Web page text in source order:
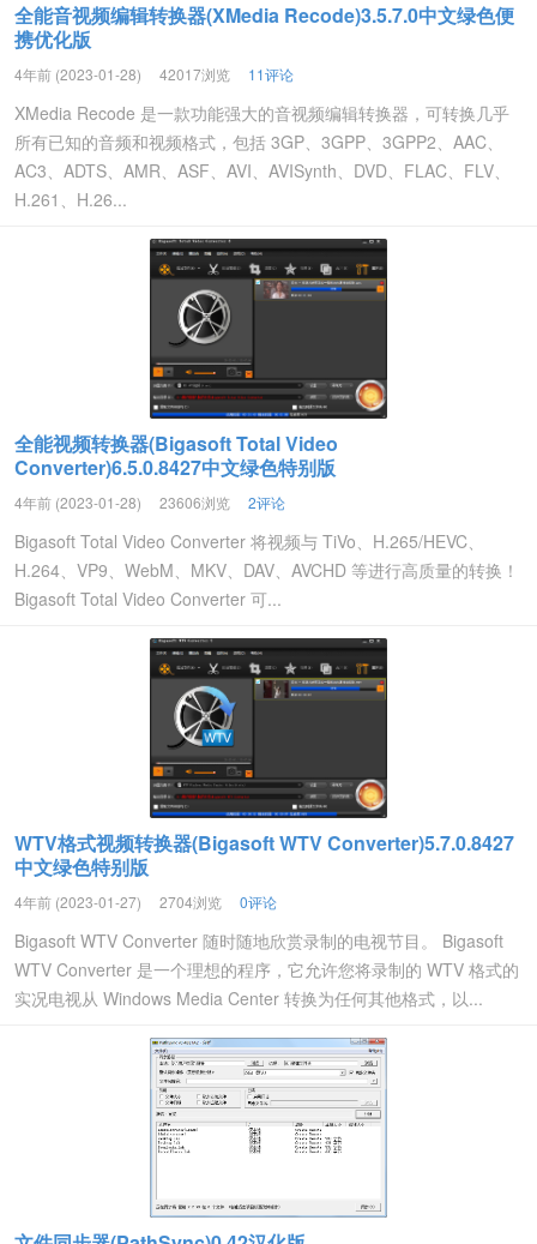
全能音视频编辑转换器(XMedia Recode)3.5.7.0中文绿色便
携优化版
4年前 (2023-01-28) 42017浏览 11评论
XMedia Recode 是一款功能强大的音视频编辑转换器，可转换几乎
所有已知的音频和视频格式，包括 3GP、3GPP、3GPP2、AAC、
AC3、ADTS、AMR、ASF、AVI、AVISynth、DVD、FLAC、FLV、
H.261、H.26...
全能视频转换器(Bigasoft Total Video
Converter)6.5.0.8427中文绿色特别版
4年前 (2023-01-28) 23606浏览 2评论
Bigasoft Total Video Converter 将视频与 TiVo、H.265/HEVC、
H.264、VP9、WebM、MKV、DAV、AVCHD 等进行高质量的转换！
Bigasoft Total Video Converter 可...
WTV格式视频转换器(Bigasoft WTV Converter)5.7.0.8427
中文绿色特别版
4年前 (2023-01-27) 2704浏览 0评论
Bigasoft WTV Converter 随时随地欣赏录制的电视节目。 Bigasoft
WTV Converter 是一个理想的程序，它允许您将录制的 WTV 格式的
实况电视从 Windows Media Center 转换为任何其他格式，以...